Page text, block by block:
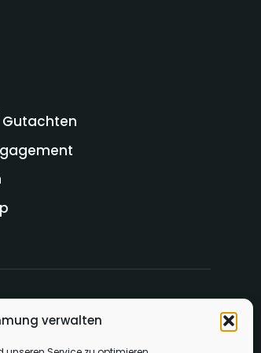
verwalten